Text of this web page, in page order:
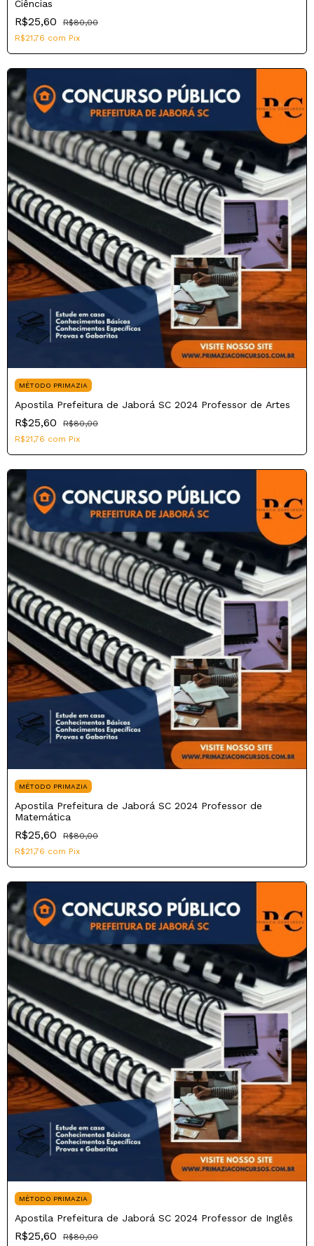
Ciências
R$25,60
R$80,00
R$21,76 com Pix
MÉTODO PRIMAZIA
Apostila Prefeitura de Jaborá SC 2024 Professor de Artes
R$25,60
R$80,00
R$21,76 com Pix
MÉTODO PRIMAZIA
Apostila Prefeitura de Jaborá SC 2024 Professor de
Matemática
R$25,60
R$80,00
R$21,76 com Pix
MÉTODO PRIMAZIA
Apostila Prefeitura de Jaborá SC 2024 Professor de Inglês
R$25,60
R$80,00